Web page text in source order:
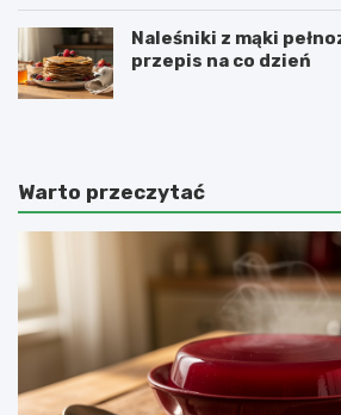
Naleśniki z mąki
przepis na co dzień
Warto przeczytać